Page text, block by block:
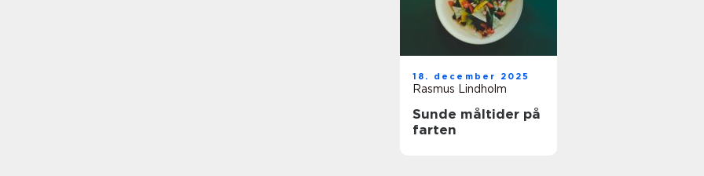
18. december 2025
Rasmus Lindholm
Sunde måltider på
farten